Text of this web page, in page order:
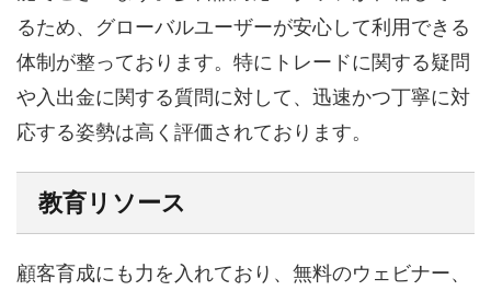
るため、グローバルユーザーが安心して利用できる
体制が整っております。特にトレードに関する疑問
や入出金に関する質問に対して、迅速かつ丁寧に対
応する姿勢は高く評価されております。
教育リソース
顧客育成にも力を入れており、無料のウェビナー、